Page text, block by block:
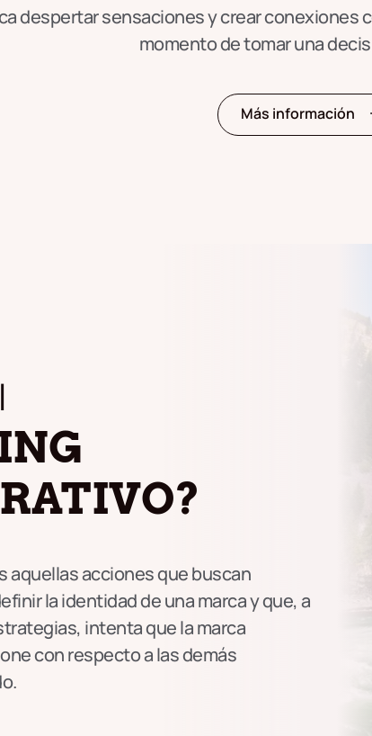
despertar sensaciones y crear conexiones
momento de tomar una
Más información
aquellas acciones que buscan
la identidad de una marca y que, a
intenta que la marca
con respecto a las demás